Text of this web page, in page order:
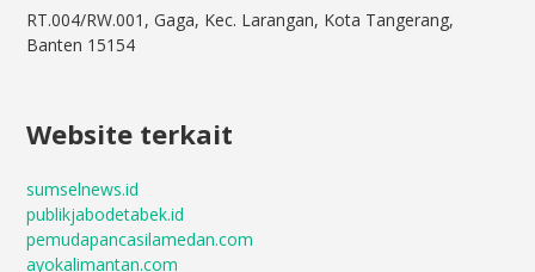
RT.004/RW.001, Gaga, Kec. Larangan, Kota Tangerang,
Banten 15154
Website terkait
sumselnews.id
publikjabodetabek.id
pemudapancasilamedan.com
ayokalimantan.com